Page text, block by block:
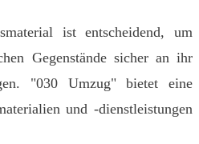
ist entscheidend, um
Gegenstände sicher an ihr
"030 Umzug" bietet eine
und -dienstleistungen